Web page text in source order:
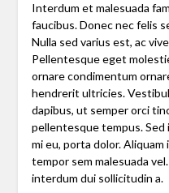
Interdum et malesuada
faucibus. Donec nec felis
Nulla sed varius est, ac
Pellentesque eget
ornare condimentum
hendrerit ultricies.
dapibus, ut semper orci
pellentesque tempus.
mi eu, porta dolor.
tempor sem malesuada
interdum dui sollicitudin a.